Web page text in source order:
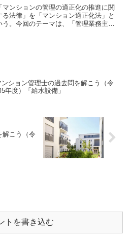
「マンションの管理の適正化の推進に関
る法律」を「マンション適正化法」と
う。今回のテーマは、「管理業務主任
ンション管理士の過去問を解こう（令
5年度）「給水設備」
解こう（令
トを書き込む